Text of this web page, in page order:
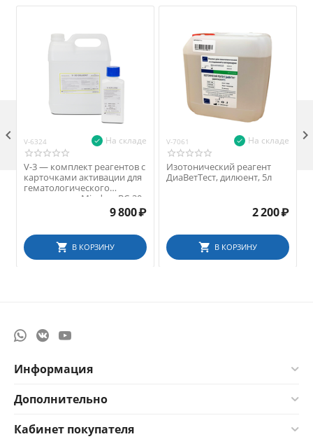
V-6324 На складе
V-3 — комплект реагентов с
карточками активации для
гематологического
анализатора Mindray BC-30
9 800₽
В КОРЗИНУ
V-7061 На складе
Изотонический реагент
ДиаВетТест, дилюент, 5л
2 200₽
В КОРЗИНУ
 
Информация
Дополнительно
Кабинет покупателя